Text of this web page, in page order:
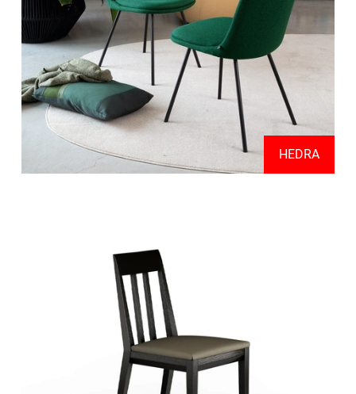
HEDRA